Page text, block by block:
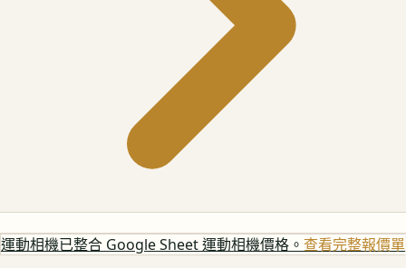
運動相機已整合 Google Sheet 運動相機價格。 查看完整報價單